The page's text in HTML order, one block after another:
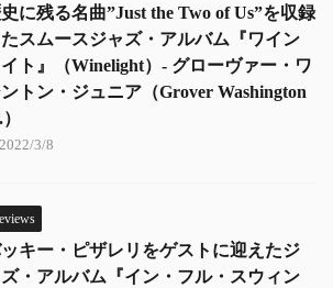
に残る名曲”Just the Two of Us”を収録
たスムースジャズ・アルバム『ワイン
ト』（Winelight）- グローヴァー・ワ
トン・ジュニア（Grover Washington
2022/3/8
キー・ピザレリをゲストに迎えたジ
ズ・アルバム『イン・フル・スウィン